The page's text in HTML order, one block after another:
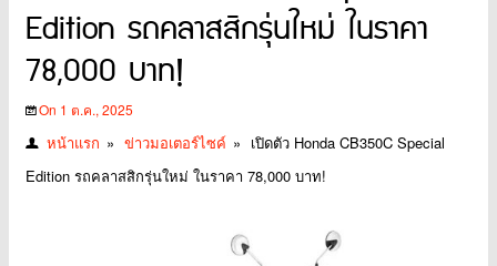
Edition รถคลาสสิกรุ่นใหม่ ในราคา
78,000 บาท!
On 1 ต.ค., 2025
หน้าแรก » ข่าวมอเตอร์ไซค์ » เปิดตัว Honda CB350C Special
Edition รถคลาสสิกรุ่นใหม่ ในราคา 78,000 บาท!